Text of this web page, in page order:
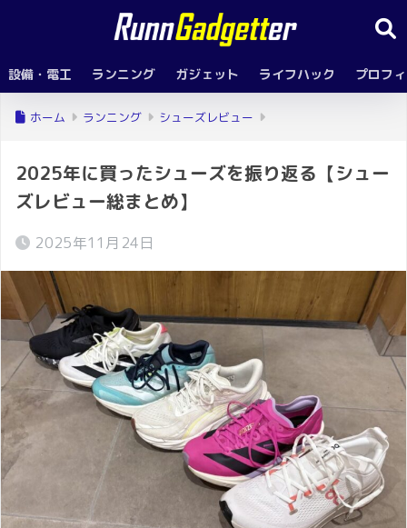
設備・電工 ランニング ガジェット ライフハック プロフ
ホーム ランニング シューズレビュー
2025年に買ったシューズを振り返る【シュー
ズレビュー総まとめ】
2025年11月24日